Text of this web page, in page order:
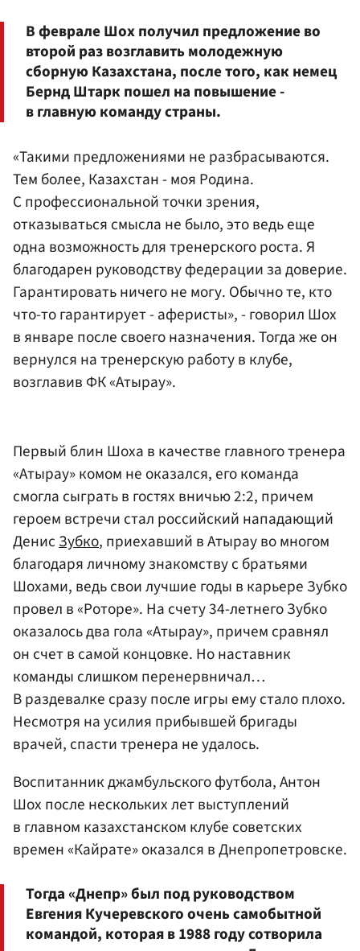
В феврале Шох получил предложение во
второй раз возглавить молодежную
сборную Казахстана, после того, как немец
Бернд Штарк пошел на повышение -
в главную команду страны.
«Такими предложениями не разбрасываются.
Тем более, Казахстан - моя Родина.
С профессиональной точки зрения,
отказываться смысла не было, это ведь еще
одна возможность для тренерского роста. Я
благодарен руководству федерации за доверие.
Гарантировать ничего не могу. Обычно те, кто
что-то гарантирует - аферисты», - говорил Шох
в январе после своего назначения. Тогда же он
вернулся на тренерскую работу в клубе,
возглавив ФК «Атырау».
Первый блин Шоха в качестве главного тренера
«Атырау» комом не оказался, его команда
смогла сыграть в гостях вничью 2:2, причем
героем встречи стал российский нападающий
ДенисЗубко, приехавший в Атырау во многом
благодаря личному знакомству с братьями
Шохами, ведь свои лучшие годы в карьере Зубко
провел в «Роторе». На счету 34-летнего Зубко
оказалось два гола «Атырау», причем сравнял
он счет в самой концовке. Но наставник
команды слишком перенервничал…
В раздевалке сразу после игры ему стало плохо.
Несмотря на усилия прибывшей бригады
врачей, спасти тренера не удалось.
Воспитанник джамбульского футбола, Антон
Шох после нескольких лет выступлений
в главном казахстанском клубе советских
времен «Кайрате» оказался в Днепропетровске.
Тогда «Днепр» был под руководством
Евгения Кучеревского очень самобытной
командой, которая в 1988 году сотворила